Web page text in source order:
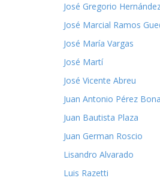
José Gregorio
José Marcial Ramos
José María Vargas
José Martí
José Vicente Abreu
Juan Antonio Pérez
Juan Bautista Plaza
Juan German Roscio
Lisandro Alvarado
Luis Razetti